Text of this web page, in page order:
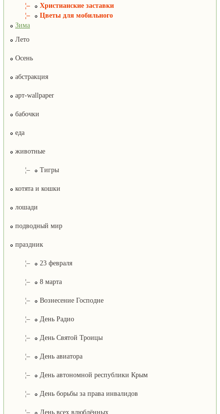
¦–
Христианские заставки
¦–
Цветы для мобильного
Зима
Лето
Осень
абстракция
арт-wallpaper
бабочки
еда
животные
¦– Тигры
котята и кошки
лошади
подводный мир
праздник
¦– 23 февраля
¦– 8 марта
¦– Вознесение Господне
¦– День Радио
¦– День Святой Троицы
¦– День авиатора
¦– День автономной республики Крым
¦– День борьбы за права инвалидов
¦– День всех влюблённых